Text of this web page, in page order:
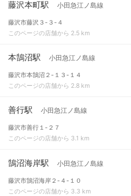
藤沢本町駅 小田急江ノ島線
藤沢市藤沢３-３-４
このページの店舗から 2.5 km
本鵠沼駅 小田急江ノ島線
藤沢市本鵠沼２-１３-１４
このページの店舗から 2.8 km
善行駅 小田急江ノ島線
藤沢市善行１-２７
このページの店舗から 3.1 km
鵠沼海岸駅 小田急江ノ島線
藤沢市鵠沼海岸２-４-１０
このページの店舗から 3.3 km